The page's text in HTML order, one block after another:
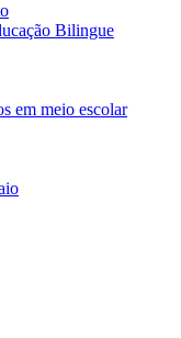
Bilingue
em meio escolar